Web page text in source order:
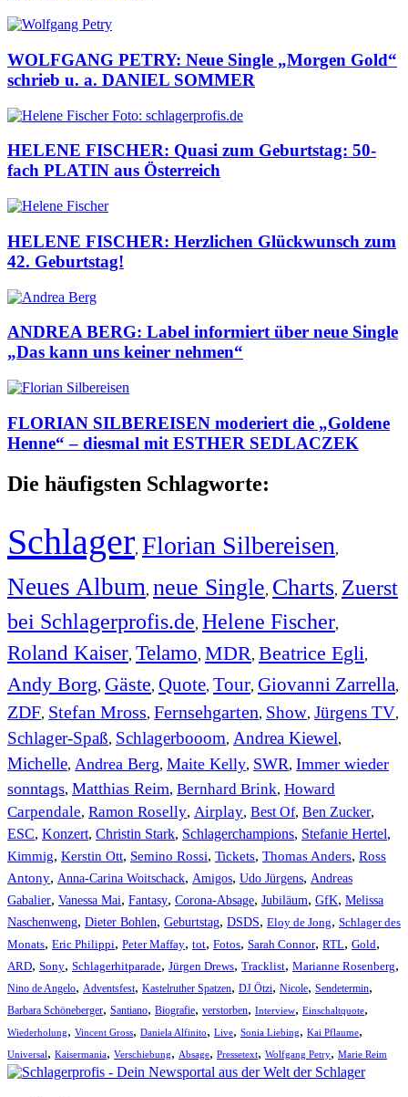
WOLFGANG PETRY: Neue Single „Morgen Gold“
schrieb u. a. DANIEL SOMMER
HELENE FISCHER: Quasi zum Geburtstag: 50-
fach PLATIN aus Österreich
HELENE FISCHER: Herzlichen Glückwunsch zum
42. Geburtstag!
ANDREA BERG: Label informiert über neue Single
„Das kann uns keiner nehmen“
FLORIAN SILBEREISEN moderiert die „Goldene
Henne“ – diesmal mit ESTHER SEDLACZEK
Die häufigsten Schlagworte:
Schlager, Florian Silbereisen,
Neues Album, neue Single, Charts, Zuerst
bei Schlagerprofis.de, Helene Fischer,
Roland Kaiser, Telamo, MDR, Beatrice Egli,
Andy Borg, Gäste, Quote, Tour, Giovanni Zarrella,
ZDF, Stefan Mross, Fernsehgarten, Show, Jürgens TV,
Schlager-Spaß, Schlagerbooom, Andrea Kiewel,
Michelle, Andrea Berg, Maite Kelly, SWR, Immer wieder
sonntags, Matthias Reim, Bernhard Brink, Howard
Carpendale, Ramon Roselly, Airplay, Best Of, Ben Zucker,
ESC, Konzert, Christin Stark, Schlagerchampions, Stefanie Hertel,
Kimmig, Kerstin Ott, Semino Rossi, Tickets, Thomas Anders, Ross
Antony, Anna-Carina Woitschack, Amigos, Udo Jürgens, Andreas
Gabalier, Vanessa Mai, Fantasy, Corona-Absage, Jubiläum, GfK, Melissa
Naschenweng, Dieter Bohlen, Geburtstag, DSDS, Eloy de Jong, Schlager des
Monats, Eric Philippi, Peter Maffay, tot, Fotos, Sarah Connor, RTL, Gold,
ARD, Sony, Schlagerhitparade, Jürgen Drews, Tracklist, Marianne Rosenberg,
Nino de Angelo, Adventsfest, Kastelruther Spatzen, DJ Ötzi, Nicole, Sendetermin,
Barbara Schöneberger, Santiano, Biografie, verstorben, Interview, Einschaltquote,
Wiederholung, Vincent Gross, Daniela Alfinito, Live, Sonia Liebing, Kai Pflaume,
Universal, Kaisermania, Verschiebung, Absage, Pressetext, Wolfgang Petry, Marie Reim